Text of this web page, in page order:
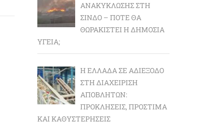
ΑΝΑΚΎΚΛΩΣΗΣ ΣΤΗ
ΣΊΝΔΟ – ΠΌΤΕ ΘΑ
ΘΩΡΑΚΙΣΤΕΊ Η ΔΗΜΌΣΙΑ
ΥΓΕΊΑ;
Η ΕΛΛΆΔΑ ΣΕ ΑΔΙΈΞΟΔΟ
ΣΤΗ ΔΙΑΧΕΊΡΙΣΗ
ΑΠΟΒΛΉΤΩΝ:
ΠΡΟΚΛΉΣΕΙΣ, ΠΡΌΣΤΙΜΑ
ΚΑΙ ΚΑΘΥΣΤΕΡΉΣΕΙΣ